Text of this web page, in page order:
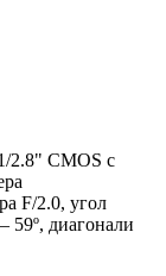
2.8" CMOS с
F/2.0, угол
59º, диагонали